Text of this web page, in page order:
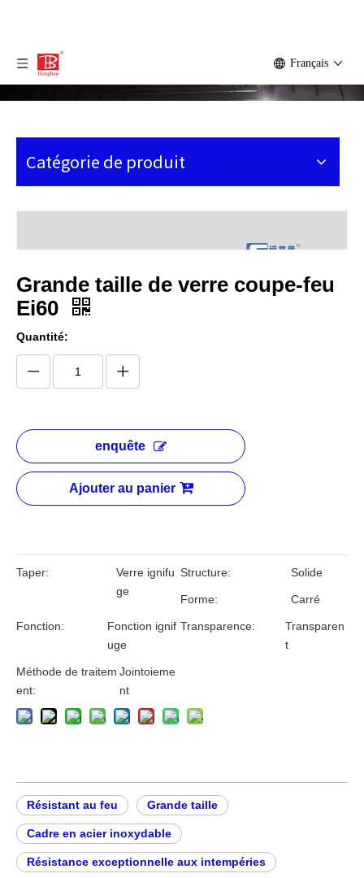
Français
Catégorie de produit
Grande taille de verre coupe-feu
Ei60
Quantité:
enquête
Ajouter au panier
Taper:
Verre ignifu
ge
Structure: Solide
Forme: Carré
Fonction:
Fonction ignif
uge
Transparence:
Transparen
t
Méthode de traitem
ent:
Jointoieme
nt
Résistant au feu Grande taille
Cadre en acier inoxydable
Résistance exceptionnelle aux intempéries